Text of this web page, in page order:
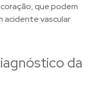
que podem
acidente vascular
da